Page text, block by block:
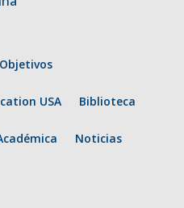
Objetivos
USA Biblioteca
Noticias